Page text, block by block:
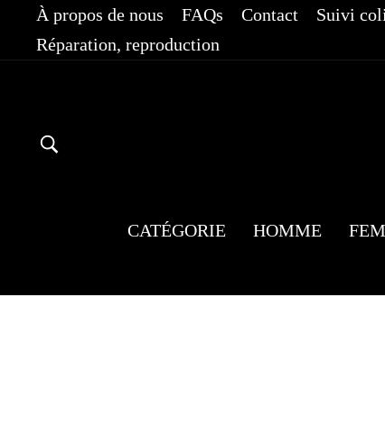
Passer
contenu
À propos de nous FAQs Contact Suivi
Réparation, reproduction
CATÉGORIE HOMME